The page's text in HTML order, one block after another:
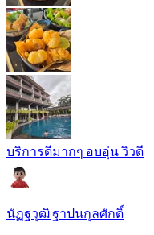
บริการดีมากๆ อบอุ่น วิวดี
นัฏฐวุฒิ ฐาปนกุลศักดิ์